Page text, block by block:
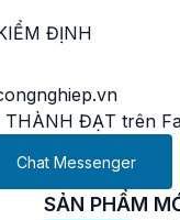
ĐỊNH
THÀNH ĐẠT trên
Chat Messenger
SẢN PHẨM